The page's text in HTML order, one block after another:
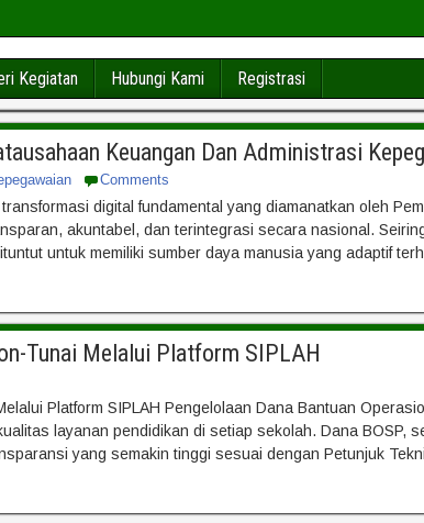
Kegiatan Hubungi Kami Registrasi
Keuangan Dan Administrasi
Comments
digital fundamental yang diamanatkan oleh
akuntabel, dan terintegrasi secara nasional.
untuk memiliki sumber daya manusia yang adaptif
Tunai Melalui Platform SIPLAH
Platform SIPLAH Pengelolaan Dana Bantuan
layanan pendidikan di setiap sekolah. Dana BOSP,
yang semakin tinggi sesuai dengan Petunjuk